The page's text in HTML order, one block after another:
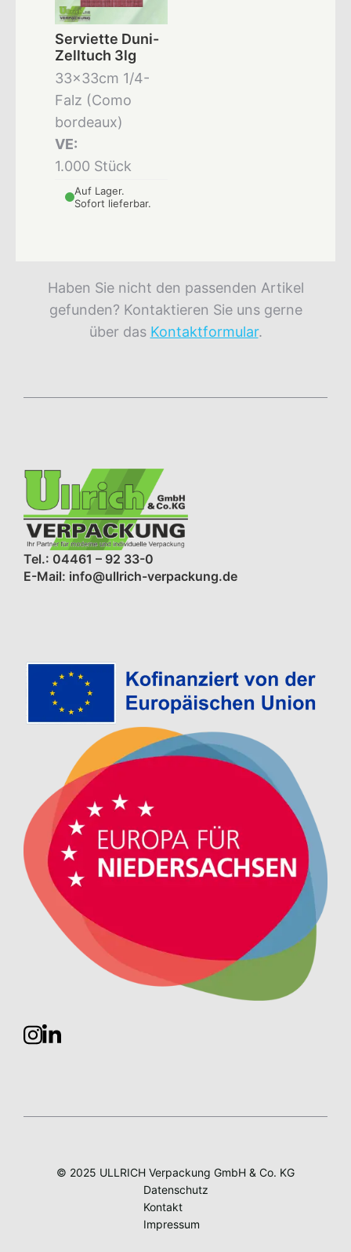
Serviette Duni-
Zelltuch 3lg
33x33cm 1/4-
Falz (Como
bordeaux)
VE:
1.000 Stück
Auf Lager.
Sofort lieferbar.
Haben Sie nicht den passenden Artikel
gefunden? Kontaktieren Sie uns gerne
über das Kontaktformular.
Tel.: 04461 – 92 33-0
E-Mail: info@ullrich-verpackung.de
© 2025 ULLRICH Verpackung GmbH & Co. KG
Datenschutz
Kontakt
Impressum